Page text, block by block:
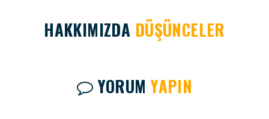
HAKKIMIZDA DÜŞÜNCELER
YORUMYAPIN